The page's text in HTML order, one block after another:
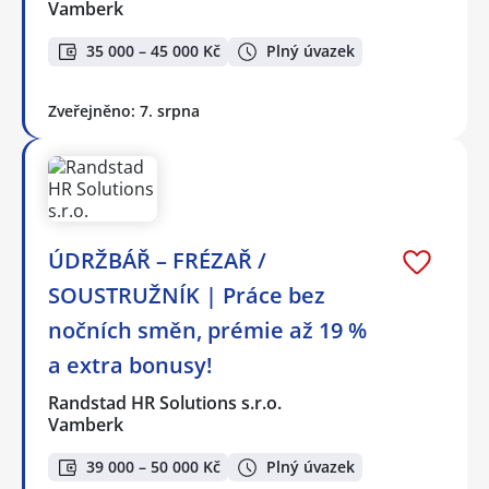
Vamberk
35 000 – 45 000 Kč Plný úvazek
Zveřejněno: 7. srpna
ÚDRŽBÁŘ – FRÉZAŘ /
SOUSTRUŽNÍK | Práce bez
nočních směn, prémie až 19 %
a extra bonusy!
Randstad HR Solutions s.r.o.
Vamberk
39 000 – 50 000 Kč Plný úvazek